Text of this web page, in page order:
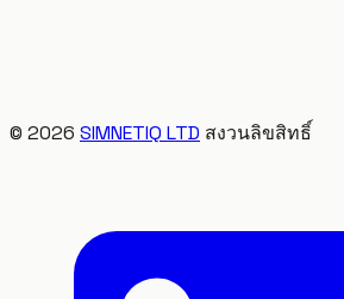
© 2026 SIMNETIQ LTD สงวนลิขสิทธิ์